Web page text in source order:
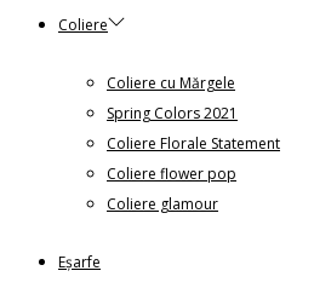
Coliere
Coliere cu Mărgele
Spring Colors 2021
Coliere Florale Statement
Coliere flower pop
Coliere glamour
Eșarfe